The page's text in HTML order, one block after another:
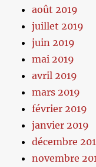
août 2019
juillet 2019
juin 2019
mai 2019
avril 2019
mars 2019
février 2019
janvier 2019
décembre
novembre